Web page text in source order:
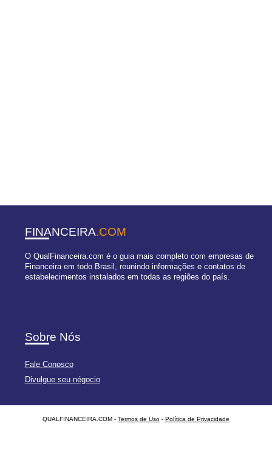
FINANCEIRA.COM
O QualFinanceira.com é o guia mais completo com empresas de
Financeira em todo Brasil, reunindo informações e contatos de
estabelecimentos instalados em todas as regiões do país.
Sobre Nós
Fale Conosco
Divulgue seu négocio
QUALFINANCEIRA.COM - Termos de Uso - Política de Privacidade